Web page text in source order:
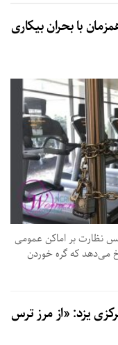
با بحران بیکاری
نظارت بر اماکن عمومی
می‌دهد که گره خوردن
یزد: «از مرز ترس